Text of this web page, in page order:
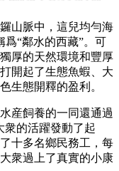
山脈中，這兒均勻海
爲“鄰水的西藏”。可
厚的天然環境和豐厚
開起了生態魚蝦、大
生態開釋的盈利。
産飼養的一同還通過
衆的活躍發動了起
十多名鄉民務工，每
衆過上了真實的小康